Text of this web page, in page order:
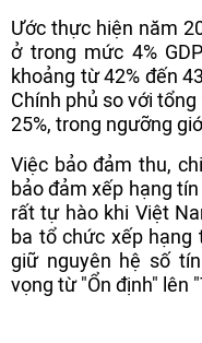
Ước thực hiện năm
ở trong mức 4%
khoảng từ 42% đến
Chính phủ so với
25%, trong ngưỡng
Việc bảo đảm thu,
bảo đảm xếp hạng
rất tự hào khi Việt
ba tổ chức xếp hạng
giữ nguyên hệ số
vọng từ "Ổn định" lên